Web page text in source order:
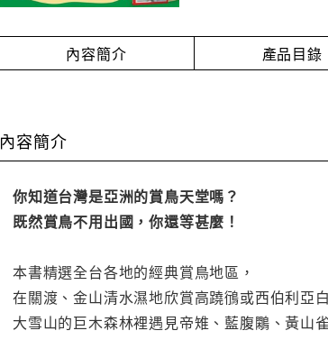
內容簡介 產品目錄
內容簡介
你知道台灣是亞洲的賞鳥天堂嗎？
既然賞鳥不用出國，你還等甚麼！
本書精選全台各地的經典賞鳥地區，
在關渡、金山清水濕地欣賞高蹺鴴或西伯利亞
大雪山的巨木森林裡遇見帝雉、藍腹鷴、黃山